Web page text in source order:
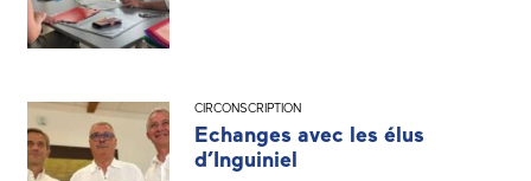
CIRCONSCRIPTION
Echanges avec les élus
d’Inguiniel